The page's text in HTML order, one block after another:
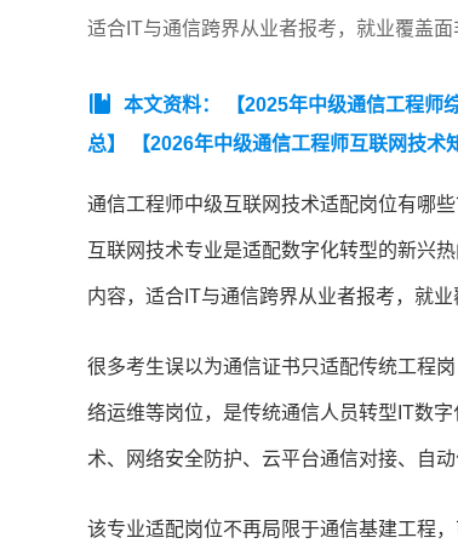
适合IT与通信跨界从业者报考，就业覆盖面
本文资料： 【2025年中级通信工程师
总】
【2026年中级通信工程师互联网技术
通信工程师中级互联网技术适配岗位有哪
互联网技术专业是适配数字化转型的新兴
内容，适合IT与通信跨界从业者报考，就业
很多考生误以为通信证书只适配传统工程
络运维等岗位，是传统通信人员转型IT数
术、网络安全防护、云平台通信对接、自动
该专业适配岗位不再局限于通信基建工程